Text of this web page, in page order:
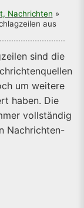
Nachrichten »
aus
sind die
um weitere
haben. Die
vollständig
Nachrichten-